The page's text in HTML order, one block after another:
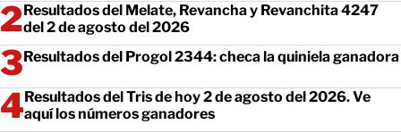
Resultados del Melate, Revancha y Revanchita 4247
del 2 de agosto del 2026
Resultados del Progol 2344: checa la quiniela ganadora
Resultados del Tris de hoy 2 de agosto del 2026. Ve
aquí los números ganadores